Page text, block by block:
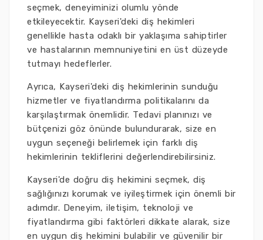
seçmek, deneyiminizi olumlu yönde
etkileyecektir. Kayseri'deki diş hekimleri
genellikle hasta odaklı bir yaklaşıma sahiptirler
ve hastalarının memnuniyetini en üst düzeyde
tutmayı hedeflerler.
Ayrıca, Kayseri'deki diş hekimlerinin sunduğu
hizmetler ve fiyatlandırma politikalarını da
karşılaştırmak önemlidir. Tedavi planınızı ve
bütçenizi göz önünde bulundurarak, size en
uygun seçeneği belirlemek için farklı diş
hekimlerinin tekliflerini değerlendirebilirsiniz.
Kayseri'de doğru diş hekimini seçmek, diş
sağlığınızı korumak ve iyileştirmek için önemli bir
adımdır. Deneyim, iletişim, teknoloji ve
fiyatlandırma gibi faktörleri dikkate alarak, size
en uygun diş hekimini bulabilir ve güvenilir bir